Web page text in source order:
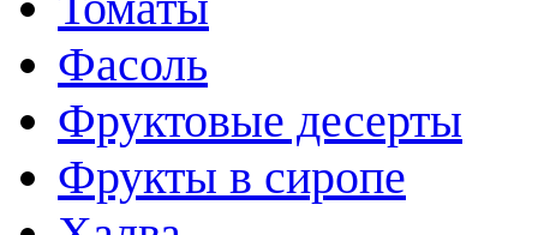
Фасоль
Фруктовые десерты
Фрукты в сиропе